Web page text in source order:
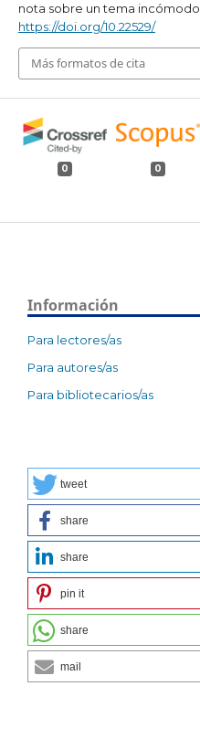
nota sobre un tema incómodo.
https://doi.org/10.22529/
Más formatos de cita
0 0
Información
Para lectores/as
Para autores/as
Para bibliotecarios/as
tweet
share
share
pin it
share
mail